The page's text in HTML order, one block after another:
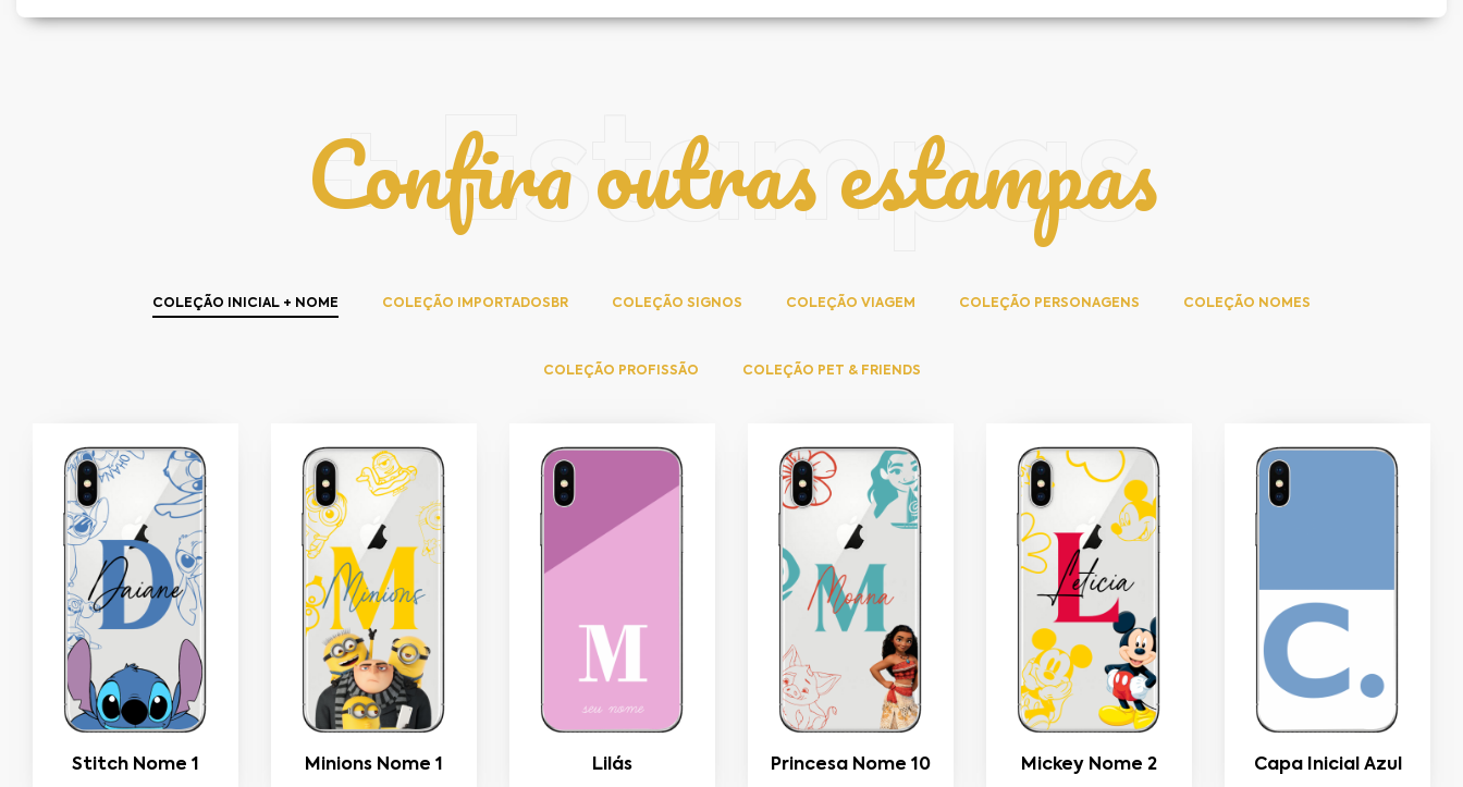
Confira outras estampas
+ Estampas
COLEÇÃO INICIAL + NOME COLEÇÃO IMPORTADOSBR COLEÇÃO SIGNOS COLEÇÃO VIAGEM COLEÇÃO PERSONAGENS COLEÇÃO NOMES
COLEÇÃO PROFISSÃO COLEÇÃO PET & FRIENDS
Stitch Nome 1 Minions Nome 1 Lilás Princesa Nome 10 Mickey Nome 2 Capa Inicial Azul